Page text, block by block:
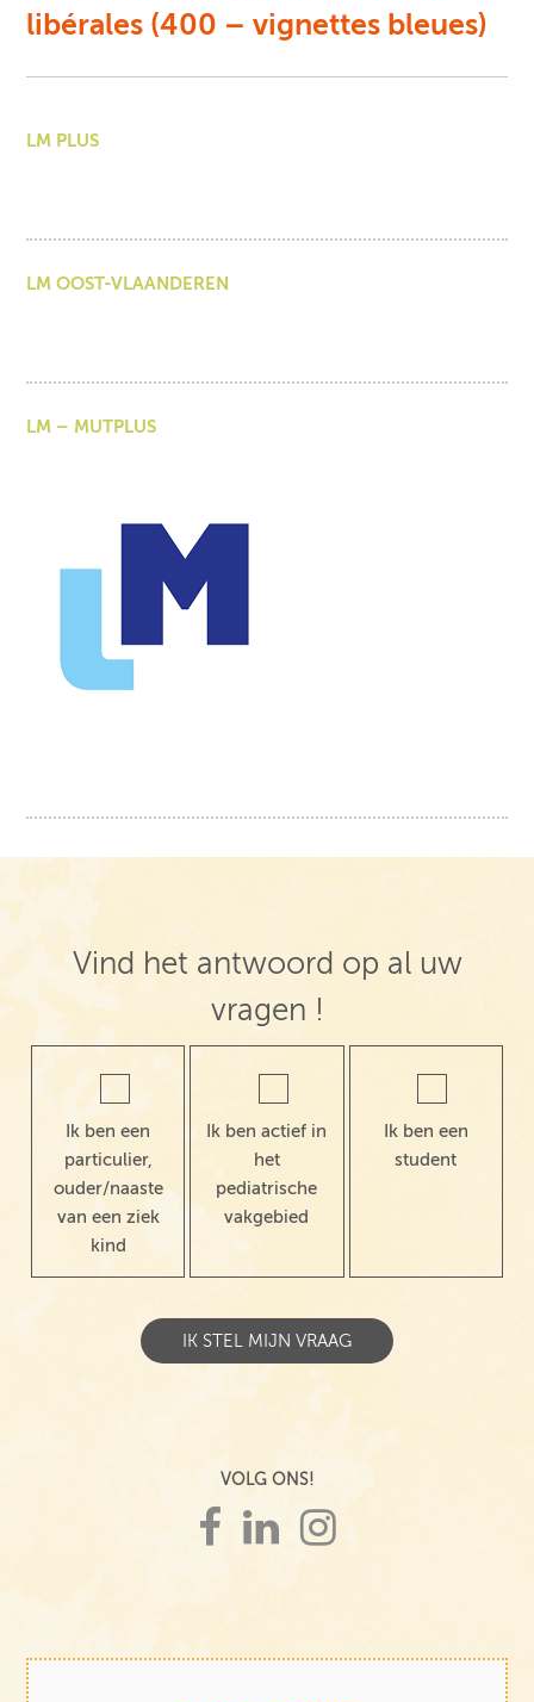
libérales (400 – vignettes bleues)
LM PLUS
LM OOST-VLAANDEREN
LM – MUTPLUS
Post navigation
Vind het antwoord op al uw
vragen !
Ik ben een
particulier,
ouder/naaste
van een ziek
kind
Ik ben actief in
het
pediatrische
vakgebied
Ik ben een
student
VOLG ONS!